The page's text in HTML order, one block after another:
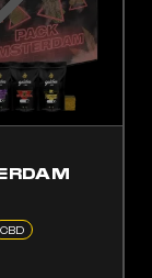
CBD